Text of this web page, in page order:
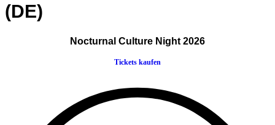
(DE)
Nocturnal Culture Night 2026
Tickets kaufen